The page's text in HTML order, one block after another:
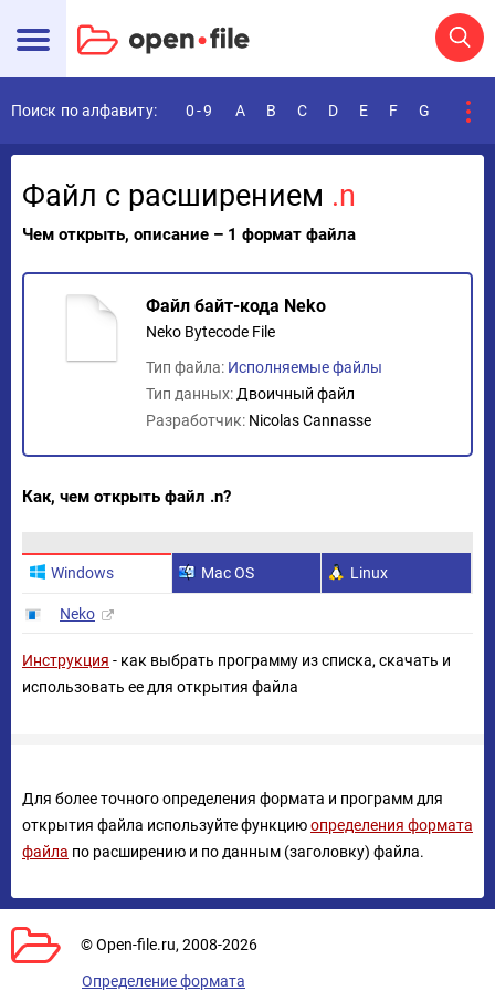
Поиск по алфавиту: 0-9 A B C D E F G
Файл с расширением .n
Чем открыть, описание – 1 формат файла
Файл байт-кода Neko
Neko Bytecode File
Тип файла: Исполняемые файлы
Тип данных: Двоичный файл
Разработчик: Nicolas Cannasse
Как, чем открыть файл .n?
Windows Mac OS Linux
Neko
Инструкция - как выбрать программу из списка, скачать и
использовать ее для открытия файла
Для более точного определения формата и программ для
открытия файла используйте функциюопределения формата
файла по расширению и по данным (заголовку) файла.
© Open-file.ru, 2008-2026
Определение формата